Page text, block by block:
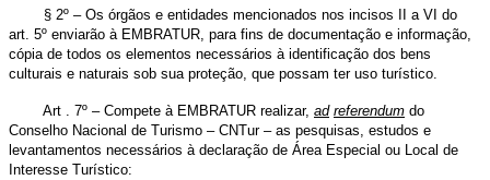
§ 2º – Os órgãos e entidades mencionados nos incisos II a VI do
art. 5º enviarão à EMBRATUR, para fins de documentação e informação,
cópia de todos os elementos necessários à identificação dos bens
culturais e naturais sob sua proteção, que possam ter uso turístico.
Art . 7º – Compete à EMBRATUR realizar, ad referendum do
Conselho Nacional de Turismo – CNTur – as pesquisas, estudos e
levantamentos necessários à declaração de Área Especial ou Local de
Interesse Turístico: